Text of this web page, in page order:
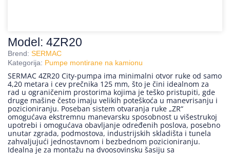
Model: 4ZR20
Brend: SERMAC
Kategorija: Pumpe montirane na kamionu
SERMAC 4ZR20 City-pumpa ima minimalni otvor ruke od samo
4,20 metara i cev prečnika 125 mm, što je čini idealnom za
rad u ograničenim prostorima kojima je teško pristupiti, gde
druge mašine često imaju velikih poteškoća u manevrisanju i
pozicioniranju. Poseban sistem otvaranja ruke „ZR“
omogućava ekstremnu manevarsku sposobnost u višestrukoj
upotrebi i omogućava obavljanje određenih poslova, posebno
unutar zgrada, podmostova, industrijskih skladišta i tunela
zahvaljujući jednostavnom i bezbednom pozicioniranju.
Idealna je za montažu na dvoosovinsku šasiju sa